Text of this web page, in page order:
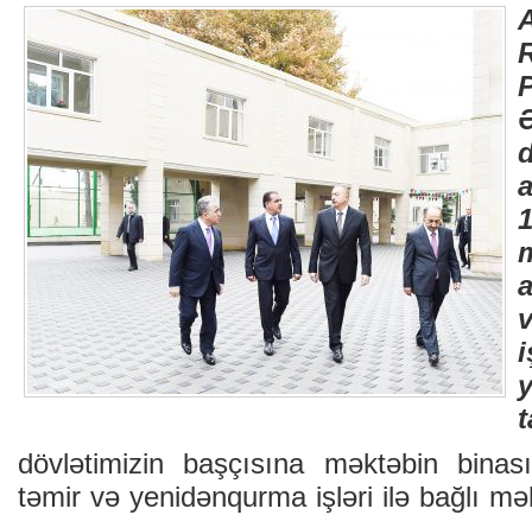
dövlətimizin başçısına məktəbin
təmir və yenidənqurma işləri ilə bağlı